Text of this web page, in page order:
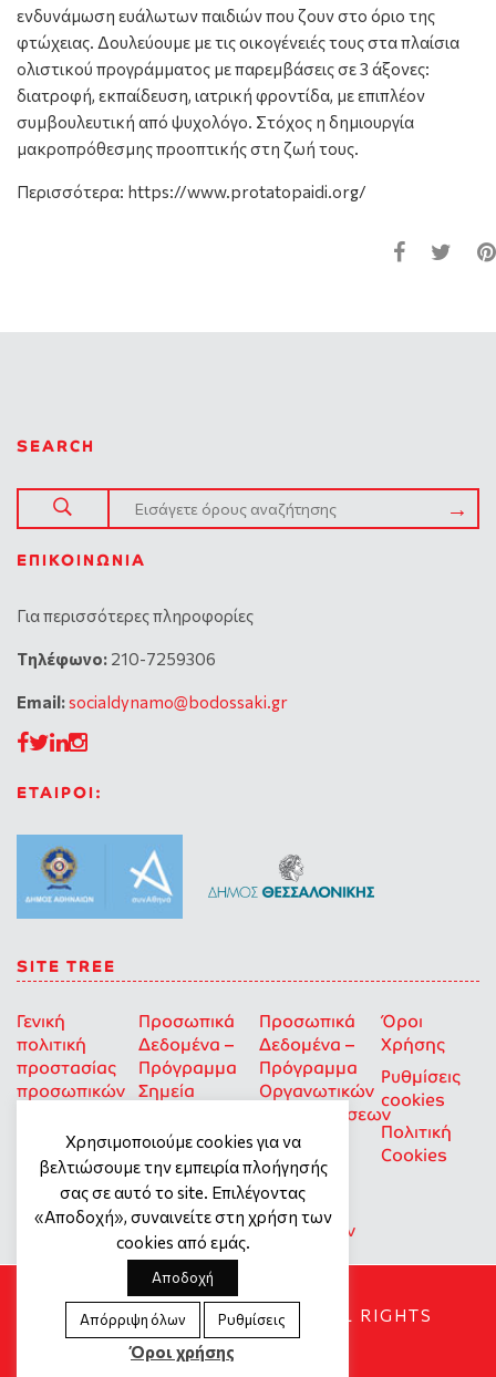
ενδυνάμωση ευάλωτων παιδιών που ζουν στο όριο της
φτώχειας. Δουλεύουμε με τις οικογένειές τους στα πλαίσια
ολιστικού προγράμματος με παρεμβάσεις σε 3 άξονες:
διατροφή, εκπαίδευση, ιατρική φροντίδα, με επιπλέον
συμβουλευτική από ψυχολόγο. Στόχος η δημιουργία
μακροπρόθεσμης προοπτικής στη ζωή τους.
Περισσότερα: https://www.protatopaidi.org/
SEARCH
ΕΠΙΚΟΙΝΩΝΊΑ
Για περισσότερες πληροφορίες
Tηλέφωνο: 210-7259306
Email:socialdynamo@bodossaki.gr
ΕΤΑΙΡΟΙ:
SITE TREE
Γενική
πολιτική
προστασίας
προσωπικών
Προσωπικά
Δεδομένα –
Πρόγραμμα
Σημεία
Προσωπικά
Δεδομένα –
Πρόγραμμα
Οργανωτικών
Επιχορηγήσεων
για Οκοιπ
που δρουν
για την
Ισότητα
των Φύλων
Όροι
Χρήσης
Ρυθμίσεις
cookies
Πολιτική
Cookies
SOCIAL DYNAMO © 2018. ALL RIGHTS
RESERVED
Created by
Χρησιμοποιούμε cookies για να
βελτιώσουμε την εμπειρία πλοήγησής
σας σε αυτό το site. Επιλέγοντας
«Αποδοχή», συναινείτε στη χρήση των
cookies από εμάς.
Αποδοχή
Απόρριψη όλων Ρυθμίσεις
Όροι χρήσης